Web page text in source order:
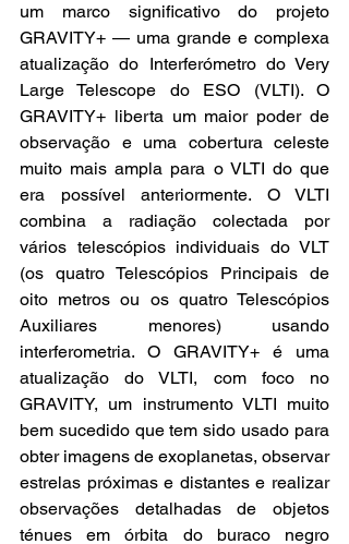
um marco significativo do projeto
GRAVITY+ — uma grande e complexa
atualização do Interferómetro do Very
Large Telescope do ESO (VLTI). O
GRAVITY+ liberta um maior poder de
observação e uma cobertura celeste
muito mais ampla para o VLTI do que
era possível anteriormente. O VLTI
combina a radiação colectada por
vários telescópios individuais do VLT
(os quatro Telescópios Principais de
oito metros ou os quatro Telescópios
Auxiliares menores) usando
interferometria. O GRAVITY+ é uma
atualização do VLTI, com foco no
GRAVITY, um instrumento VLTI muito
bem sucedido que tem sido usado para
obter imagens de exoplanetas, observar
estrelas próximas e distantes e realizar
observações detalhadas de objetos
ténues em órbita do buraco negro